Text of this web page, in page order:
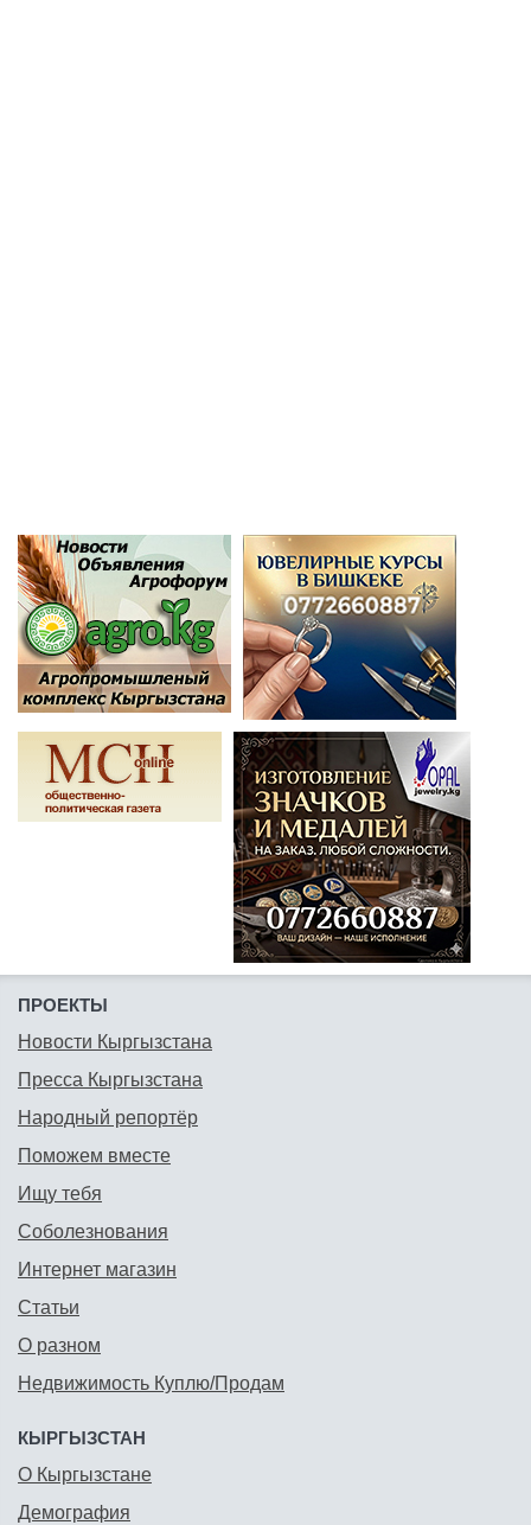
ПРОЕКТЫ
Новости Кыргызстана
Пресса Кыргызстана
Народный репортёр
Поможем вместе
Ищу тебя
Соболезнования
Интернет магазин
Статьи
О разном
Недвижимость Куплю/Продам
КЫРГЫЗСТАН
О Кыргызстане
Демография